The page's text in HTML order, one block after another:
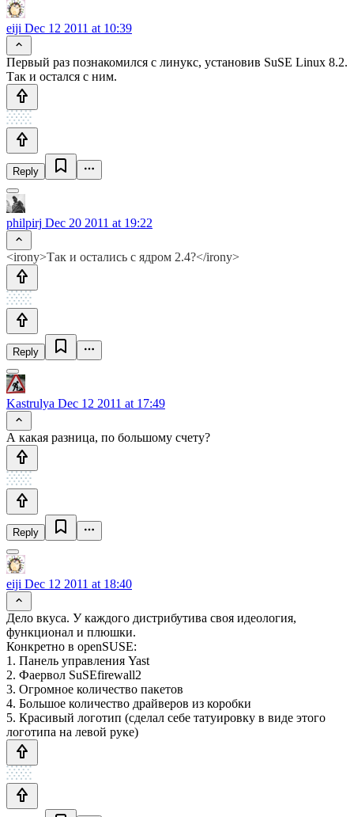
eiji Dec 12 2011 at 10:39
Первый раз познакомился с линукс, установив SuSE Linux 8.2.
Так и остался с ним.
Reply
philpirj Dec 20 2011 at 19:22
<irony>Так и остались с ядром 2.4?</irony>
Reply
Kastrulya Dec 12 2011 at 17:49
А какая разница, по большому счету?
Reply
eiji Dec 12 2011 at 18:40
Дело вкуса. У каждого дистрибутива своя идеология,
функционал и плюшки.
Конкретно в openSUSE:
1. Панель управления Yast
2. Фаервол SuSEfirewall2
3. Огромное количество пакетов
4. Большое количество драйверов из коробки
5. Красивый логотип (сделал себе татуировку в виде этого
логотипа на левой руке)